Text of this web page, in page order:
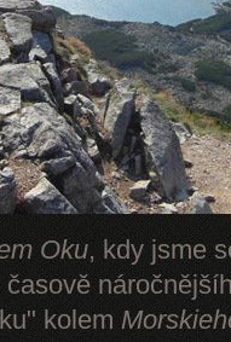
Oku, kdy jsme
časově
kolem